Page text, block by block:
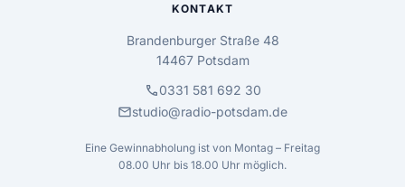
KONTAKT
Brandenburger Straße 48
14467 Potsdam
call0331 581 692 30
mailstudio@radio-potsdam.de
Eine Gewinnabholung ist von Montag – Freitag
08.00 Uhr bis 18.00 Uhr möglich.